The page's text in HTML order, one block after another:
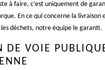
à faire, c’est uniquement de
En ce qui concerne la livraison
déchets, notre équipe le garanti.
DE VOIE